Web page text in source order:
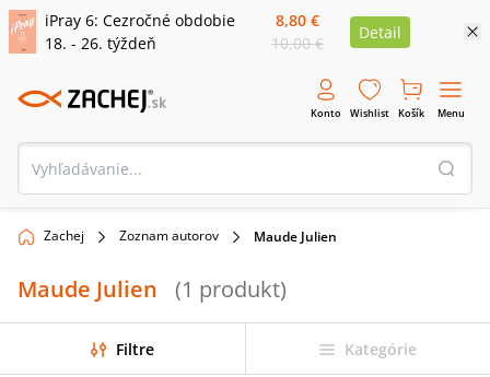
iPray 6: Cezročné obdobie
18. - 26. týždeň
8,80 €
10,00 €
Detail
Konto Wishlist Košík Menu
Zachej Zoznam autorov Maude Julien
Maude Julien (1 produkt)
Filtre Kategórie